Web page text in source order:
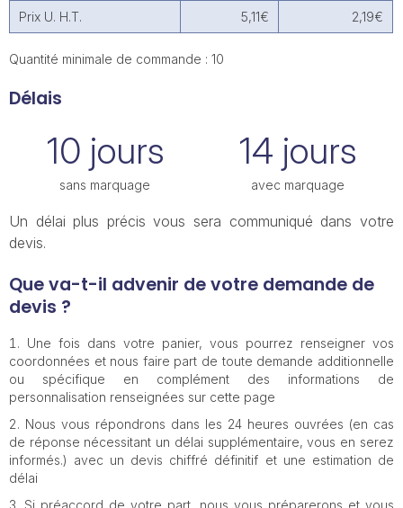
Prix U. H.T. 5,11€ 2,19€
Quantité minimale de commande : 10
Délais
10 jours
sans marquage
14 jours
avec marquage
Un délai plus précis vous sera communiqué dans votre
devis.
Que va-t-il advenir de votre demande de
devis ?
Une fois dans votre panier, vous pourrez renseigner vos
coordonnées et nous faire part de toute demande additionnelle
ou spécifique en complément des informations de
personnalisation renseignées sur cette page
Nous vous répondrons dans les 24 heures ouvrées (en cas
de réponse nécessitant un délai supplémentaire, vous en serez
informés.) avec un devis chiffré définitif et une estimation de
délai
Si préaccord de votre part, nous vous préparerons et vous